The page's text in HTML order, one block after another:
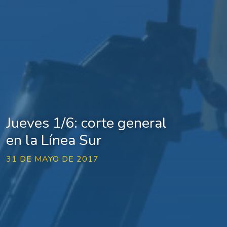
Jueves 1/6: corte general
en la Línea Sur
31 DE MAYO DE 2017